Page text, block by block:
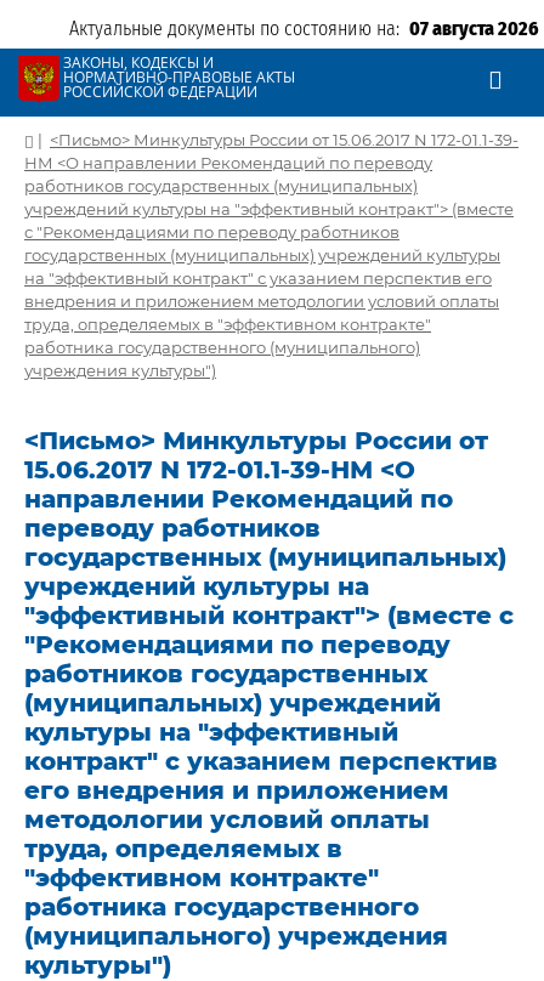
Актуальные документы по состоянию на: 07 августа 2026
ЗАКОНЫ, КОДЕКСЫ И
НОРМАТИВНО-ПРАВОВЫЕ АКТЫ
РОССИЙСКОЙ ФЕДЕРАЦИИ
| <Письмо> Минкультуры России от 15.06.2017 N 172-01.1-39-
НМ <О направлении Рекомендаций по переводу
работников государственных (муниципальных)
учреждений культуры на "эффективный контракт"> (вместе
с "Рекомендациями по переводу работников
государственных (муниципальных) учреждений культуры
на "эффективный контракт" с указанием перспектив его
внедрения и приложением методологии условий оплаты
труда, определяемых в "эффективном контракте"
работника государственного (муниципального)
учреждения культуры")
<Письмо> Минкультуры России от
15.06.2017 N 172-01.1-39-НМ <О
направлении Рекомендаций по
переводу работников
государственных (муниципальных)
учреждений культуры на
"эффективный контракт"> (вместе с
"Рекомендациями по переводу
работников государственных
(муниципальных) учреждений
культуры на "эффективный
контракт" с указанием перспектив
его внедрения и приложением
методологии условий оплаты
труда, определяемых в
"эффективном контракте"
работника государственного
(муниципального) учреждения
культуры")